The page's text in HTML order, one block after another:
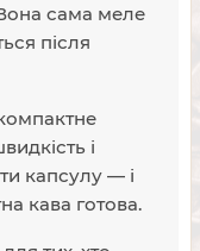
сама меле
після
і
капсулу — і
кава готова.